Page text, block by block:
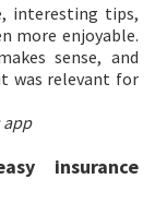
interesting tips,
more enjoyable.
sense, and
was relevant for
app
insurance